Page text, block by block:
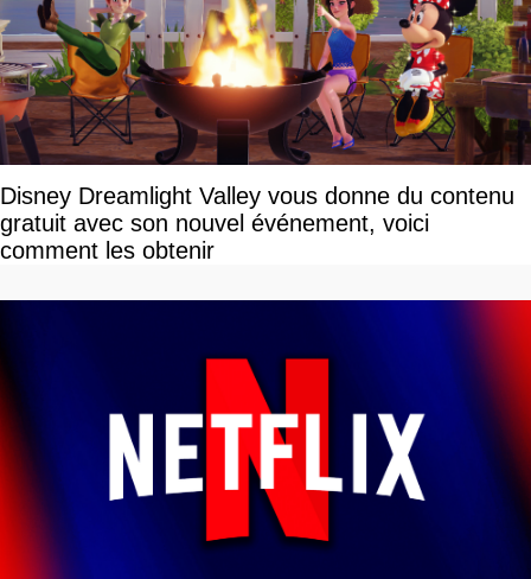
Disney Dreamlight Valley vous donne du contenu
gratuit avec son nouvel événement, voici
comment les obtenir